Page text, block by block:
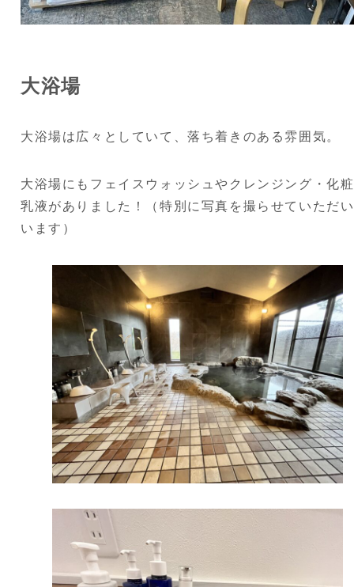
大浴場
大浴場は広々としていて、落ち着きのある雰囲気。
大浴場にもフェイスウォッシュやクレンジング・化
乳液がありました！（特別に写真を撮らせていただ
います）